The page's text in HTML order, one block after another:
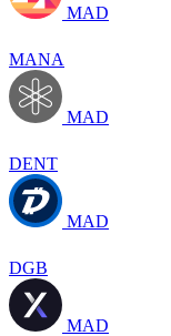
MAD
MANA
MAD
DENT
MAD
DGB
MAD